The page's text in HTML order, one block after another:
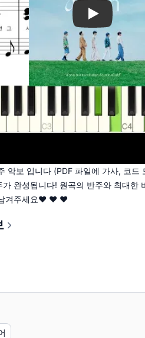
Play
악보 입니다 (PDF 파일에 가사, 코
가 완성됩니다! 원곡의 반주와 최대
남겨주세요♥ ♥ ♥